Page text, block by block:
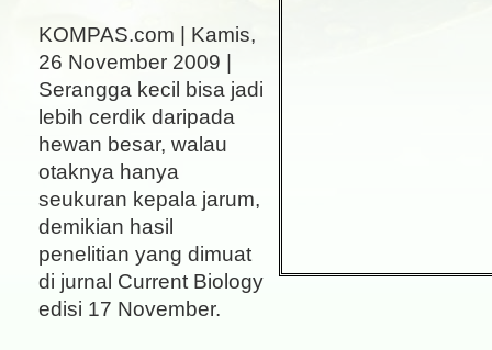
KOMPAS.com | Kamis,
26 November 2009 |
Serangga kecil bisa jadi
lebih cerdik daripada
hewan besar, walau
otaknya hanya
seukuran kepala jarum,
demikian hasil
penelitian yang dimuat
di jurnal Current Biology
edisi 17 November.